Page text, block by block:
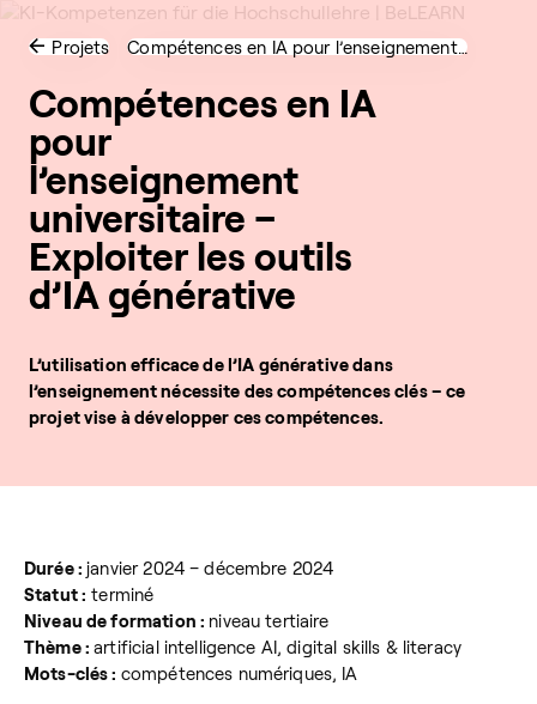
Projets Compétences en IA pour l’enseignement…
Compétences en IA
pour
l’enseignement
universitaire –
Exploiter les outils
d’IA générative
L’utilisation efficace de l’IA générative dans
l’enseignement nécessite des compétences clés – ce
projet vise à développer ces compétences.
Durée :janvier 2024 – décembre 2024
Statut : terminé
Niveau de formation : niveau tertiaire
Thème :artificial intelligence AI, digital skills & literacy
Mots-clés : compétences numériques, IA